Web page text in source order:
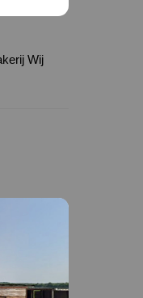
Wij